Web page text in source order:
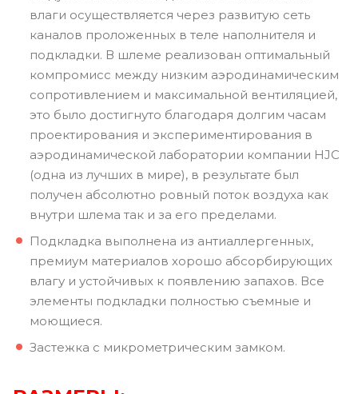
влаги осуществляется через развитую сеть
каналов проложенных в теле наполнителя и
подкладки. В шлеме реализован оптимальный
компромисс между низким аэродинамическим
сопротивлением и максимальной вентиляцией,
это было достигнуто благодаря долгим часам
проектирования и экспериментирования в
аэродинамической лаборатории компании HJC
(одна из лучших в мире), в результате был
получен абсолютно ровный поток воздуха как
внутри шлема так и за его пределами.
Подкладка выполнена из антиаллергенных,
премиум материалов хорошо абсорбирующих
влагу и устойчивых к появлению запахов. Все
элементы подкладки полностью съемные и
моющиеся.
Застежка с микрометрическим замком.